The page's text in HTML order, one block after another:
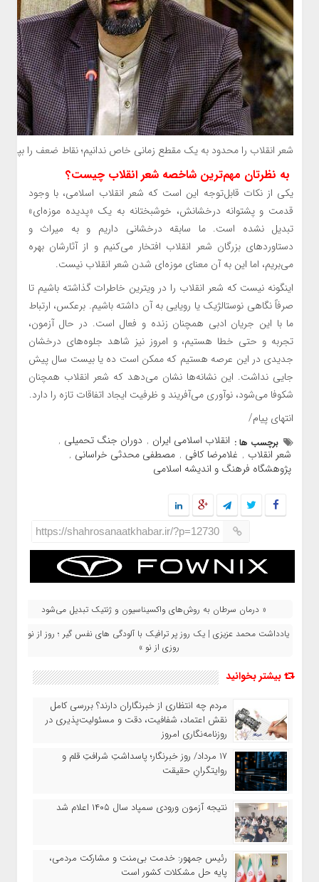
شعر انقلاب را محدود به یک مقطع زمانی خاص ندانیم؛ نقاط ضعف را
به نظرتان مهم‌ترین شاخصه شعر انقلاب چیست؟
یکی از نکات قابل‌توجه این است که شعر انقلاب اسلامی، با وجود
قدمت و پشتوانه درخشانش، خوشبختانه به یک «پدیده موزه‌ای»
تبدیل نشده است. ما سابقه درخشانی داریم و به میراث و
دستاوردهای بزرگان شعر انقلاب افتخار می‌کنیم و از آثارشان بهره
می‌بریم، اما این به آن معنای موزه‌ای شدن شعر انقلاب نیست.
اینگونه نیست که شعر انقلاب را در ویترین خاطرات گذاشته باشیم تا
صرفاً نگاهی نوستالژیک یا رویایی به آن داشته باشیم. برعکس، ارتباط
ما با این جریان ادبی همچنان زنده و فعال است. در حال آزمون،
تجربه و حتی خطا هستیم، و امروز نیز شاهد جلوه‌های درخشان
جدیدی در این عرصه هستیم که ممکن است ده یا بیست سال پیش
جایی نداشت. این نشانه‌ها نشان می‌دهد که شعر انقلاب همچنان
شکوفا می‌شود، نوآوری می‌آفریند و ظرفیت ایجاد اتفاقات تازه را دارد.
انتهای پیام/
برچسب ها : انقلاب اسلامی ایران , دوران جنگ تحمیلی ,
شعر انقلاب , غلامرضا کافی , مصطفی محدثی خراسانی ,
پژوهشگاه فرهنگ و اندیشه اسلامی
https://shahrosanaatkhabar.ir/?p=12730
« درمان سرطان به روش‌های واکسیناسیون و ژنتیک تبدیل می‌شود
یادداشت محمد عزیزی | یک روز پر ترافیک با آلودگی های نفس گیر ؛ روز از نو ،
روزی از نو »
بیشتر بخوانید
مردم چه انتظاری از خبرنگاران دارند؟ بررسی کامل
نقش اعتماد، شفافیت، دقت و مسئولیت‌پذیری در
روزنامه‌نگاری امروز
۱۷ مرداد/ روز خبرنگار؛ پاسداشتِ شرافتِ قلم و
روایتگرانِ حقیقت
نتیجه آزمون ورودی سمپاد سال ۱۴۰۵ اعلام شد
رئیس جمهور: خدمت بی‌منت و مشارکت مردمی،
پایه حل مشکلات کشور است